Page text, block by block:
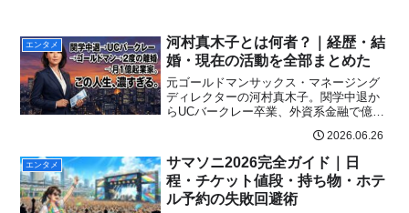
エンタメ
河村真木子とは何者？｜経歴・結
婚・現在の活動を全部まとめた
元ゴールドマンサックス・マネージング
ディレクターの河村真木子。関学中退か
らUCバークレー卒業、外資系金融で億稼
家へ。オンラインサロン大賞4年連続受賞
の実像に迫る。
2026.06.26
エンタメ
サマソニ2026完全ガイド｜日
程・チケット値段・持ち物・ホテ
ル予約の失敗回避術